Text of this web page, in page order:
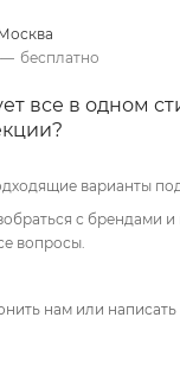
— бесплатно
все в одном
варианты
с брендами и
вопросы.
нам или написать